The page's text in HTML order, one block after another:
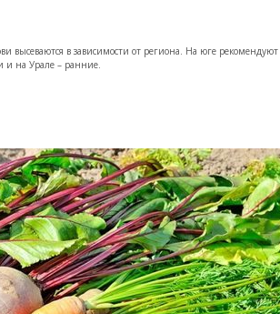
высеваются в зависимости от региона. На юге рекомендуют
и на Урале – ранние.